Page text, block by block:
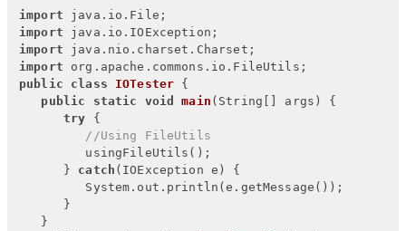
import
import
import
import
public
class IOTester {
public
static void main (String[] args)
{
try {
//Using FileUtils
         usingFileUtils();
      }
catch (IOException e) {
         System.out.println(e.getMessage());
      }
   }